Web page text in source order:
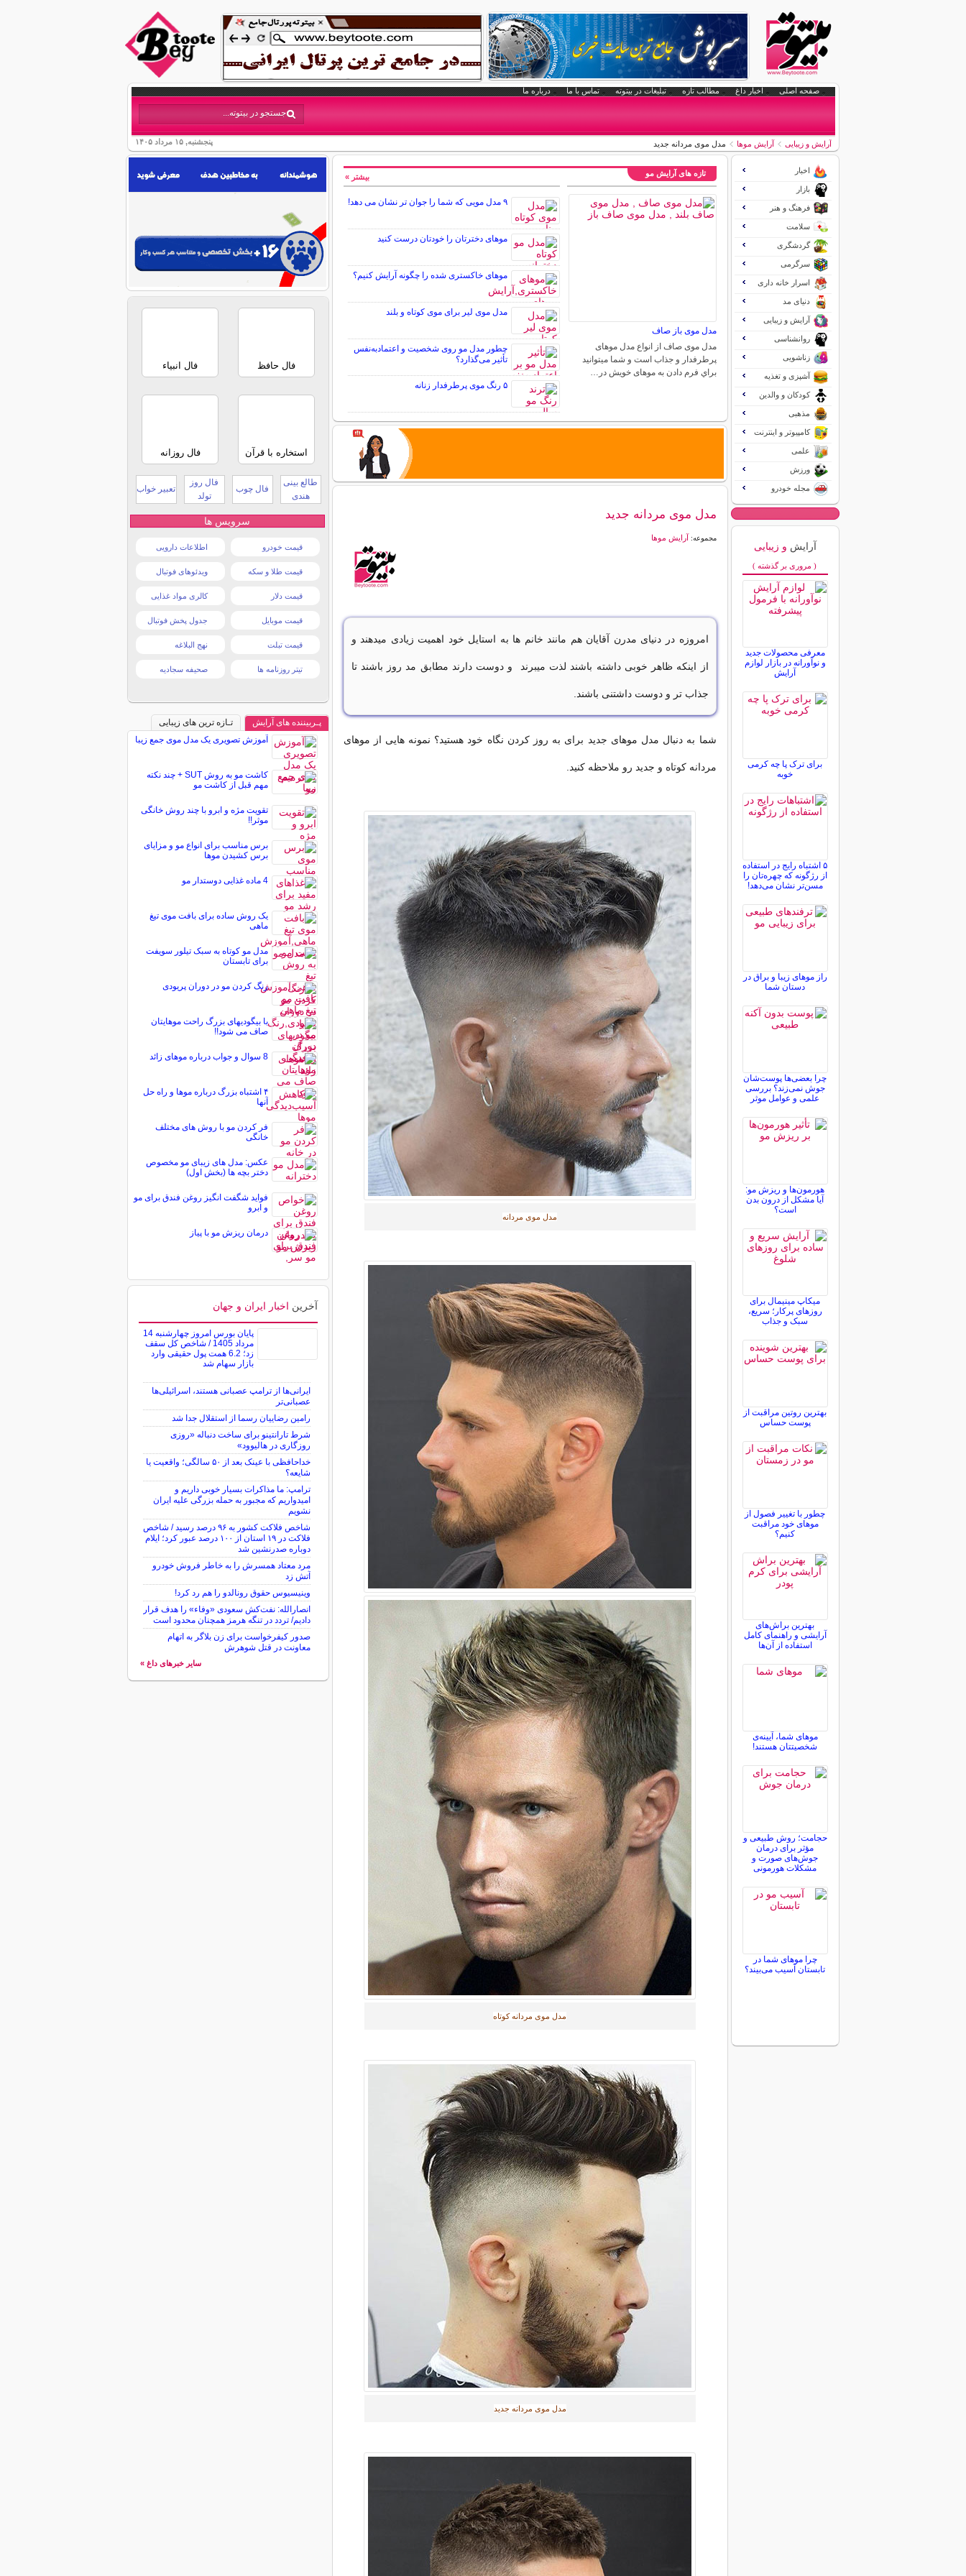
صفحه اصلی اخبار داغ مطالب تازه تبلیغات در بیتوته تماس با ما درباره ما
پنجشنبه, ۱۵ مرداد ۱۴۰۵ آرایش و زیبایی آرایش موها مدل موی مردانه جدید
تازه های آرایش مو
مدل موی باز صاف
مدل موی صاف از انواع مدل موهای
پرطرفدار و جذاب است و شما میتوانید
براي فرم دادن به موهای خویش در…
۹ مدل مویی که شما را جوان تر نشان می دهد!
موهای دخترتان را خودتان درست کنید
موهای خاکستری شده را چگونه آرایش کنیم؟
مدل موی لیر برای موی کوتاه و بلند
چطور مدل مو روی شخصیت و اعتمادبه‌نفس
تأثیر می‌گذارد؟
۵ رنگ موی پرطرفدار زنانه
بیشتر »
مدل موی مردانه جدید
مجموعه: آرایش موها
امروزه در دنیای مدرن آقایان هم مانند خانم ها به استایل خود اهمیت زیادی میدهند و
از اینکه ظاهر خوبی داشته باشند لذت میبرند و دوست دارند مطابق مد روز باشند تا
جذاب تر و دوست داشتنی باشند.
شما به دنبال مدل موهای جدید برای به روز کردن نگاه خود هستید؟ نمونه هایی از موهای
مردانه کوتاه و جدید رو ملاحظه کنید.
مدل موی مردانه‎
مدل موی مردانه کوتاه‎
مدل موی مردانه جدید‎
اخبار
بازار
فرهنگ و هنر
سلامت
گردشگری
سرگرمی
اسرار خانه داری
دنیای مد
آرایش و زیبایی
روانشناسی
زناشویی
آشپزی و تغذیه
کودکان و والدین
مذهبی
کامپیوتر و اینترنت
علمی
ورزش
مجله خودرو
آرایش و زیبایی
( مروری بر گذشته )
معرفی محصولات جدید
و نوآورانه در بازار لوازم
آرایش
برای ترک پا چه کرمی
خوبه
۵ اشتباه رایج در استفاده
از رژگونه که چهره‌تان را
مسن‌تر نشان می‌دهد!
راز موهای زیبا و براق در
دستان شما
چرا بعضی‌ها پوست‌شان
جوش نمی‌زند؟ بررسی
علمی و عوامل موثر
هورمون‌ها و ریزش مو:
آیا مشکل از درون بدن
است؟
میکاپ مینیمال برای
روزهای پرکار؛ سریع،
سبک و جذاب
بهترین روتین مراقبت از
پوست حساس
چطور با تغییر فصول از
موهای خود مراقبت
کنیم؟
بهترین براش‌های
آرایشی و راهنمای کامل
استفاده از آن‌ها
موهای شما، آیینه‌ی
شخصیتتان هستند!
حجامت؛ روش طبیعی و
مؤثر برای درمان
جوش‌های صورت و
مشکلات هورمونی
چرا موهای شما در
تابستان آسیب می‌بیند؟
فال حافظ فال انبیاء
استخاره با قرآن فال روزانه
طالع بینی
هندی
فال چوب
فال روز
تولد
تعبیر خواب
سرویس ها
قیمت خودرو اطلاعات دارویی
قیمت طلا و سکه ویدئوهای فوتبال
قیمت دلار کالری مواد غذایی
قیمت موبایل جدول پخش فوتبال
قیمت تبلت نهج البلاغه
تیتر روزنامه ها صحیفه سجادیه
پـربیننده های آرایش
تـازه ترین های زیبایی
آموزش تصویری یک مدل موی جمع زیبا
کاشت مو به روش SUT + چند نکته
مهم قبل از کاشت مو
تقویت مژه و ابرو با چند روش خانگی
موثر!!
برس مناسب برای انواع مو و مزایای
برس کشیدن موها
4 ماده غذایی دوستدار مو
یک روش ساده برای بافت موی تیغ
ماهی
مدل مو کوتاه به سبک تیلور سویفت
برای تابستان
رنگ کردن مو در دوران پریودی
با بیگودیهای بزرگ راحت موهایتان
صاف می شود!!
8 سوال و جواب درباره موهای زائد
۴ اشتباه بزرگ درباره‌ موها و راه حل
آنها
فر کردن مو با روش های مختلف
خانگی
عکس: مدل های زیبای مو مخصوص
دختر بچه ها (بخش اول)
فواید شگفت انگیز روغن فندق برای مو
و ابرو
درمان ریزش مو با پیاز
آخرین اخبار ایران و جهان
پایان بورس امروز چهارشنبه 14
مرداد 1405 / شاخص کل سقف
زد؛ 6.2 همت پول حقیقی وارد
بازار سهام شد
ایرانی‌ها از ترامپ عصبانی هستند، اسرائیلی‌ها
عصبانی‌تر
رامین رضاییان رسما از استقلال جدا شد
شرط تارانتینو برای ساخت دنباله «روزی
روزگاری در هالیوود»
خداحافظی با عینک بعد از ۵۰ سالگی؛ واقعیت یا
شایعه؟
ترامپ: ما مذاکرات بسیار خوبی داریم و
امیدواریم که مجبور به حمله بزرگی علیه ایران
نشویم
شاخص فلاکت کشور به ۹۶ درصد رسید / شاخص
فلاکت در ۱۹ استان از ۱۰۰ درصد عبور کرد؛ ایلام
دوباره صدرنشین شد
مرد معتاد همسرش را به خاطر فروش خودرو
آتش زد
وینیسیوس حقوق رونالدو را هم رد کرد!
انصارالله: نفت‌کش سعودی «وفاء» را هدف قرار
دادیم/ تردد در تنگه هرمز همچنان محدود است
صدور کیفرخواست برای زن بلاگر به اتهام
معاونت در قتل شوهرش
سایر خبرهای داغ »